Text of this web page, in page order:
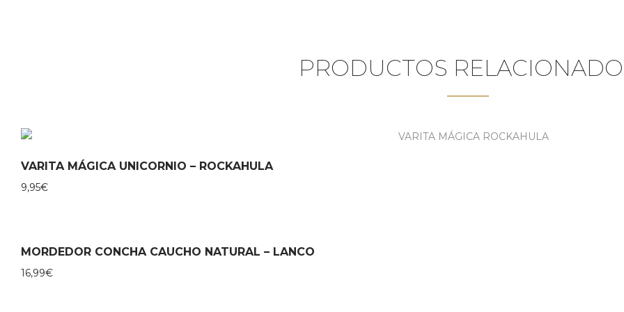
PRODUCTOS
VARITA MÁGICA UNICORNIO – ROCKAHULA
9,95€
MORDEDOR CONCHA CAUCHO NATURAL – LANCO
16,99€